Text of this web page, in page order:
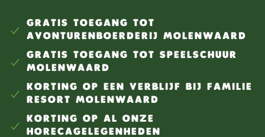
GRATIS TOEGANG TOT
AVONTURENBOERDERIJ MOLENWAARD
GRATIS TOEGANG TOT SPEELSCHUUR
MOLENWAARD
KORTING OP EEN VERBLIJF BIJ FAMILIE
RESORT MOLENWAARD
KORTING OP AL ONZE
HORECAGELEGENHEDEN